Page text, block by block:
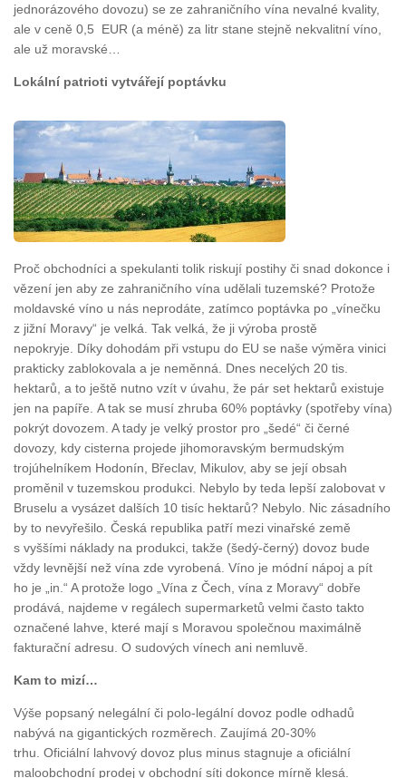
jednorázového dovozu) se ze zahraničního vína nevalné kvality,
ale v ceně 0,5 EUR (a méně) za litr stane stejně nekvalitní víno,
ale už moravské…
Lokální patrioti vytvářejí poptávku
Proč obchodníci a spekulanti tolik riskují postihy či snad dokonce i
vězení jen aby ze zahraničního vína udělali tuzemské? Protože
moldavské víno u nás neprodáte, zatímco poptávka po „vínečku
z jižní Moravy“ je velká. Tak velká, že ji výroba prostě
nepokryje. Díky dohodám při vstupu do EU se naše výměra vinici
prakticky zablokovala a je neměnná. Dnes necelých 20 tis.
hektarů, a to ještě nutno vzít v úvahu, že pár set hektarů existuje
jen na papíře. A tak se musí zhruba 60% poptávky (spotřeby vína)
pokrýt dovozem. A tady je velký prostor pro „šedé“ či černé
dovozy, kdy cisterna projede jihomoravským bermudským
trojúhelníkem Hodonín, Břeclav, Mikulov, aby se její obsah
proměnil v tuzemskou produkci. Nebylo by teda lepší zalobovat v
Bruselu a vysázet dalších 10 tisíc hektarů? Nebylo. Nic zásadního
by to nevyřešilo. Česká republika patří mezi vinařské země
s vyššími náklady na produkci, takže (šedý-černý) dovoz bude
vždy levnější než vína zde vyrobená. Víno je módní nápoj a pít
ho je „in.“ A protože logo „Vína z Čech, vína z Moravy“ dobře
prodává, najdeme v regálech supermarketů velmi často takto
označené lahve, které mají s Moravou společnou maximálně
fakturační adresu. O sudových vínech ani nemluvě.
Kam to mizí…
Výše popsaný nelegální či polo-legální dovoz podle odhadů
nabývá na gigantických rozměrech. Zaujímá 20-30%
trhu. Oficiální lahvový dovoz plus minus stagnuje a oficiální
maloobchodní prodej v obchodní síti dokonce mírně klesá.